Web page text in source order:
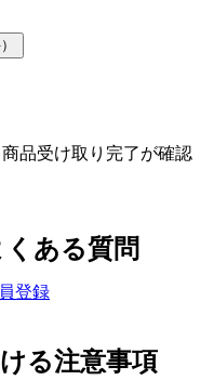
品受け取り完了が確認
ある質問
登録
る注意事項